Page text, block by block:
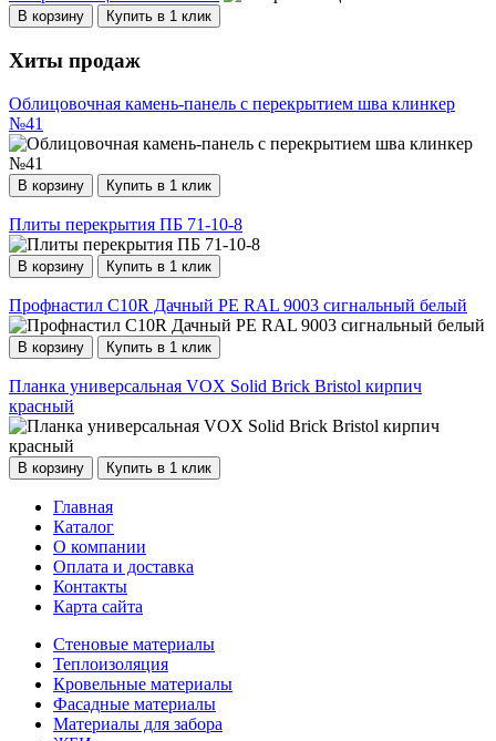
В корзину Купить в 1 клик
Хиты продаж
Облицовочная камень-панель с перекрытием шва клинкер
№41
В корзину Купить в 1 клик
Плиты перекрытия ПБ 71-10-8
В корзину Купить в 1 клик
Профнастил С10R Дачный PE RAL 9003 сигнальный белый
В корзину Купить в 1 клик
Планка универсальная VOX Solid Brick Bristol кирпич
красный
В корзину Купить в 1 клик
Главная
Каталог
О компании
Оплата и доставка
Контакты
Карта сайта
Стеновые материалы
Теплоизоляция
Кровельные материалы
Фасадные материалы
Материалы для забора